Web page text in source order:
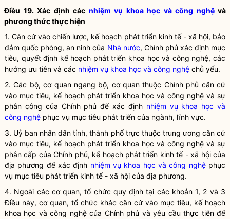
Điều 19. Xác định các nhiệm vụ khoa học và công nghệvà
phương thức thực hiện
1. Căn cứ vào chiến lược, kế hoạch phát triển kinh tế - xã hội, bảo
đảm quốc phòng, an ninh của Nhà nước, Chính phủ xác định mục
tiêu, quyết định kế hoạch phát triển khoa học và công nghệ, các
hướng ưu tiên và các nhiệm vụ khoa học và công nghệ chủ yếu.
2. Các bộ, cơ quan ngang bộ, cơ quan thuộc Chính phủ căn cứ
vào mục tiêu, kế hoạch phát triển khoa học và công nghệ và sự
phân công của Chính phủ để xác định nhiệm vụ khoa học và
công nghệ phục vụ mục tiêu phát triển của ngành, lĩnh vực.
3. Uỷ ban nhân dân tỉnh, thành phố trực thuộc trung ương căn cứ
vào mục tiêu, kế hoạch phát triển khoa học và công nghệ và sự
phân cấp của Chính phủ, kế hoạch phát triển kinh tế - xã hội của
địa phương để xác định nhiệm vụ khoa học và công nghệphục
vụ mục tiêu phát triển kinh tế - xã hội của địa phương.
4. Ngoài các cơ quan, tổ chức quy định tại các khoản 1, 2 và 3
Điều này, cơ quan, tổ chức khác căn cứ vào mục tiêu, kế hoạch
khoa học và công nghệ của Chính phủ và yêu cầu thực tiễn để